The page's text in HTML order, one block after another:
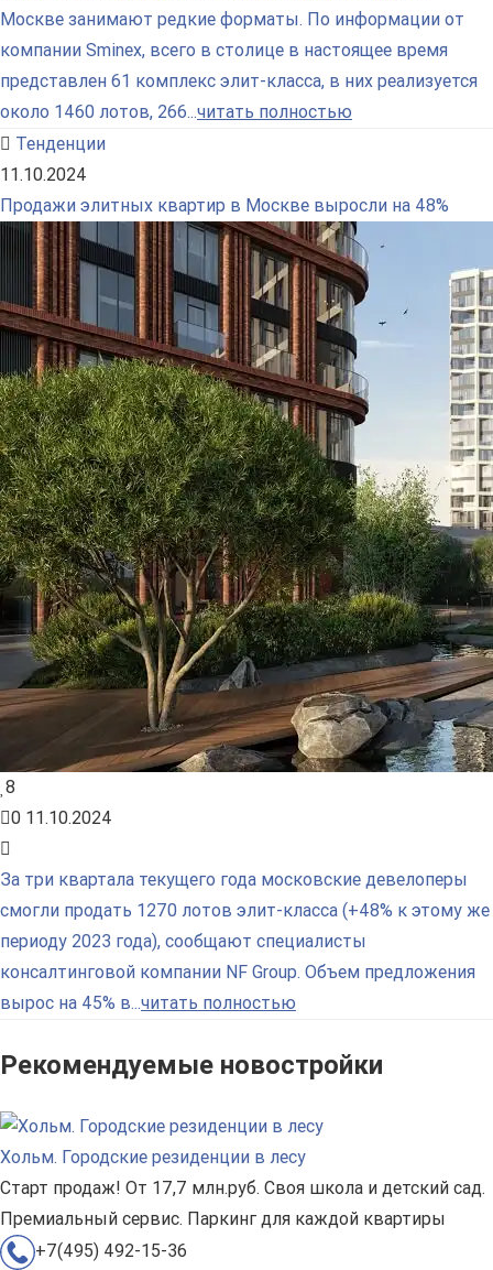
Москве занимают редкие форматы. По информации от
компании Sminex, всего в столице в настоящее время
представлен 61 комплекс элит-класса, в них реализуется
около 1460 лотов, 266...читать полностью
Тенденции
11.10.2024
Продажи элитных квартир в Москве выросли на 48%
8
0 11.10.2024
За три квартала текущего года московские девелоперы
смогли продать 1270 лотов элит-класса (+48% к этому же
периоду 2023 года), сообщают специалисты
консалтинговой компании NF Group. Объем предложения
вырос на 45% в...читать полностью
Рекомендуемые новостройки
Хольм. Городские резиденции в лесу
Старт продаж! От 17,7 млн.руб. Своя школа и детский сад.
Премиальный сервис. Паркинг для каждой квартиры
+7(495) 492-15-36